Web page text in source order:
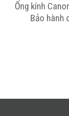
Ống kính
Bảo hành